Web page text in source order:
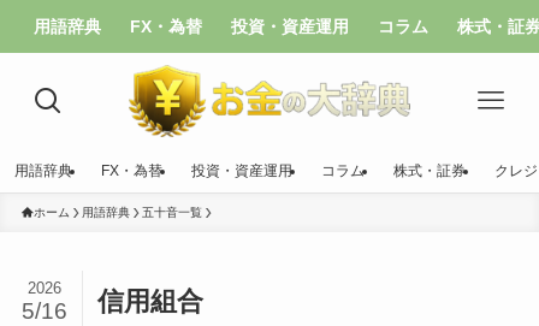
用語辞典 FX・為替 投資・資産運用 コラム 株式・証
用語辞典 FX・為替 投資・資産運用 コラム 株式・証券 クレ
ホーム 用語辞典 五十音一覧
信用組合
2026
5/16